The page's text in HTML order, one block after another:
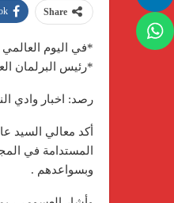
Share
*في اليوم
*رئيس البرلمان
رصد: اخبار وادي
أكد معالي السيد
المستدامة في
وبسواعدهم .